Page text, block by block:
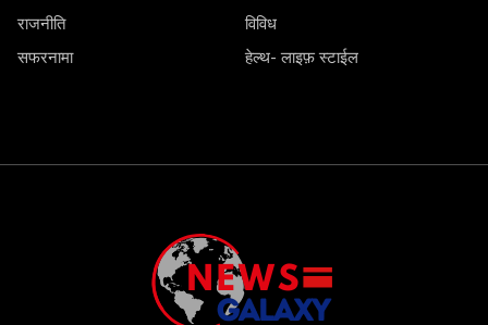
राजनीति
विविध
सफरनामा
हेल्थ- लाइफ़ स्टाईल